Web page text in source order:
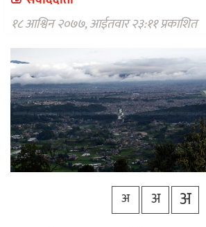
फर्मा
हेल्थ
टिप्स
भिडियो
१८ आश्विन २०७७, आईतवार २३:११ प्रकाशित
अ अ अ